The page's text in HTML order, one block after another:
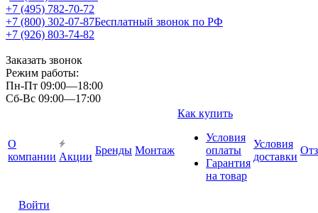
+7 (495) 782-70-72
+7 (800) 302-07-87Бесплатный звонок по РФ
+7 (926) 803-74-82
Заказать звонок
Режим работы:
Пн-Пт 09:00—18:00
Сб-Вс 09:00—17:00
О
компании Акции
Бренды Монтаж
Как купить
Условия
оплаты
Гарантия
на товар
Условия
доставки
Войти